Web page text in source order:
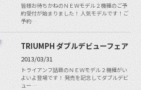
皆様お待ちかねのＮＥＷモデル２機種のご予
約受付が始まりました！ 人気モデルです！ご
予約…
TRIUMPH ダブルデビューフェア
2013/03/31
トライアンフ話題のＮＥＷモデル２機種がい
よいよ登場です！ 発売を記念してダブルデビ
ュー…